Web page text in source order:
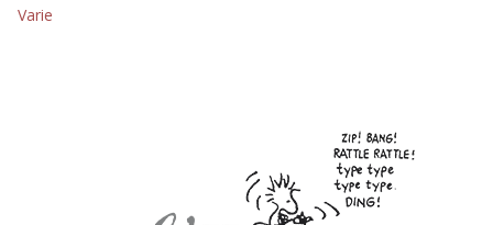
EDITORIALI
Varie